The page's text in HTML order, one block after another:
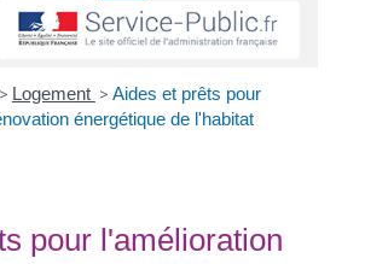
> Logement > Aides et prêts pour
énergétique de l'habitat
pour l'amélioration